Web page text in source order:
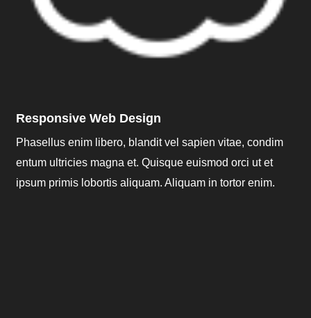
Responsive Web Design
Phasellus enim libero, blandit vel sapien vitae, condim
entum ultricies magna et. Quisque euismod orci ut et
ipsum primis lobortis aliquam. Aliquam in tortor enim.